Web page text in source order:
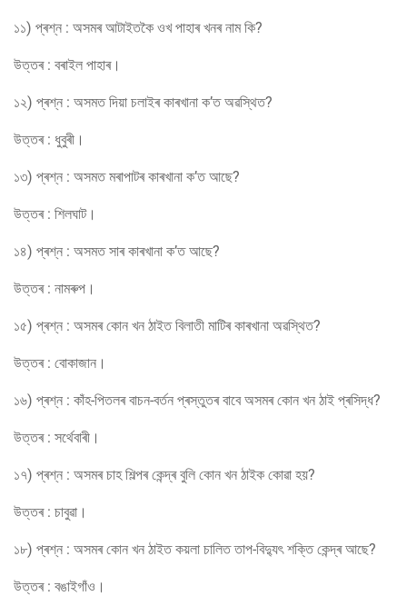
১১) প্ৰশ্ন : অসমৰ আটাইতকৈ ওখ পাহাৰ খনৰ নাম কি?
উত্তৰ : বৰাইল পাহাৰ।
১২) প্ৰশ্ন : অসমত দিয়া চলাইৰ কাৰখানা ক’ত অৱস্থিত?
উত্তৰ : ধুবুৰী।
১৩) প্ৰশ্ন : অসমত মৰাপাটৰ কাৰখানা ক’ত আছে?
উত্তৰ : শিলঘাট।
১৪) প্ৰশ্ন : অসমত সাৰ কাৰখানা ক’ত আছে?
উত্তৰ : নামৰুপ।
১৫) প্ৰশ্ন : অসমৰ কোন খন ঠাইত বিলাতী মাটিৰ কাৰখানা অৱস্থিত?
উত্তৰ : বোকাজান।
১৬) প্ৰশ্ন : কাঁহ-পিতলৰ বাচন-বৰ্তন প্ৰস্তুতৰ বাবে অসমৰ কোন খন ঠাই প্ৰসিদ্ধ?
উত্তৰ : সৰ্থেবাৰী।
১৭) প্ৰশ্ন : অসমৰ চাহ শিল্পৰ কেন্দ্ৰ বুলি কোন খন ঠাইক কোৱা হয়?
উত্তৰ : চাবুৱা।
১৮) প্ৰশ্ন : অসমৰ কোন খন ঠাইত কয়লা চালিত তাপ-বিদ্যুৎ শক্তি কেন্দ্ৰ আছে?
উত্তৰ : বঙাইগাঁও।